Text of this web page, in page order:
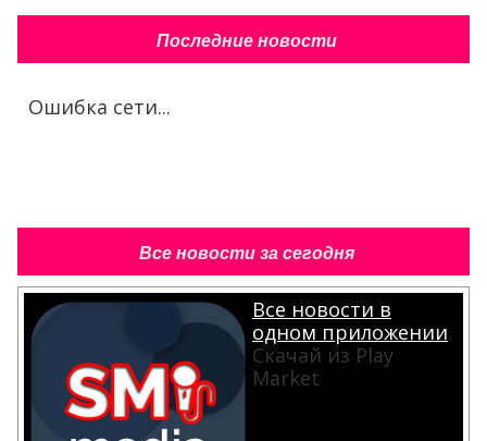
Последние новости
Ошибка сети...
Все новости за сегодня
Все новости в
одном приложении
Скачай из Play
Market